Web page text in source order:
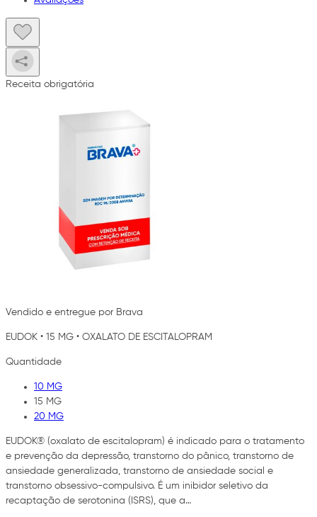
Receita obrigatória
Vendido e entregue por Brava
EUDOK • 15 MG • OXALATO DE ESCITALOPRAM
Quantidade
10 MG
15 MG
20 MG
EUDOK® (oxalato de escitalopram) é indicado para o tratamento
e prevenção da depressão, transtorno do pânico, transtorno de
ansiedade generalizada, transtorno de ansiedade social e
transtorno obsessivo-compulsivo. É um inibidor seletivo da
recaptação de serotonina (ISRS), que a…